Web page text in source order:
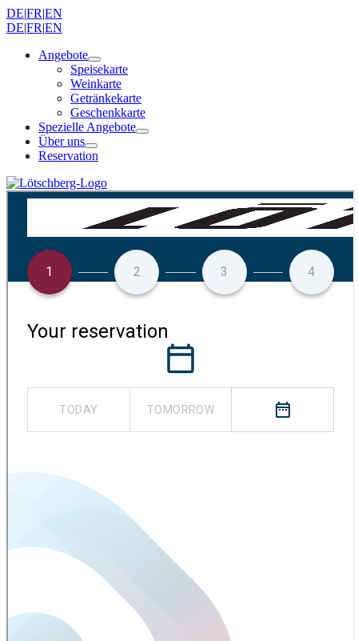
DE|FR|EN
DE|FR|EN
Angebote
Speisekarte
Weinkarte
Getränkekarte
Geschenkkarte
Spezielle Angebote
Über uns
Reservation